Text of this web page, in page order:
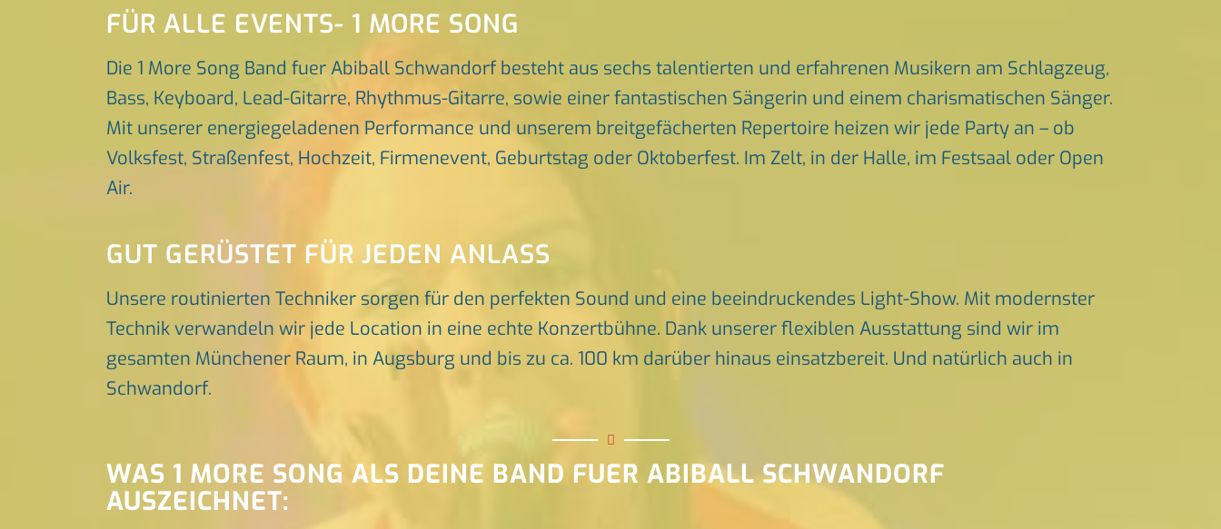
FÜR ALLE EVENTS- 1 MORE SONG
Die 1 More Song Band fuer Abiball Schwandorf besteht aus sechs talentierten und erfahrenen Musikern am Schlagzeug,
Bass, Keyboard, Lead-Gitarre, Rhythmus-Gitarre, sowie einer fantastischen Sängerin und einem charismatischen Sänger.
Mit unserer energiegeladenen Performance und unserem breitgefächerten Repertoire heizen wir jede Party an – ob
Volksfest, Straßenfest, Hochzeit, Firmenevent, Geburtstag oder Oktoberfest. Im Zelt, in der Halle, im Festsaal oder Open
Air.
GUT GERÜSTET FÜR JEDEN ANLASS
Unsere routinierten Techniker sorgen für den perfekten Sound und eine beeindruckendes Light-Show. Mit modernster
Technik verwandeln wir jede Location in eine echte Konzertbühne. Dank unserer flexiblen Ausstattung sind wir im
gesamten Münchener Raum, in Augsburg und bis zu ca. 100 km darüber hinaus einsatzbereit. Und natürlich auch in
Schwandorf.
WAS 1 MORE SONG ALS DEINE BAND FUER ABIBALL SCHWANDORF
AUSZEICHNET: